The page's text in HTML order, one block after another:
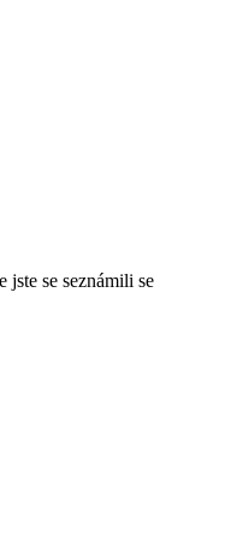
jste se seznámili se